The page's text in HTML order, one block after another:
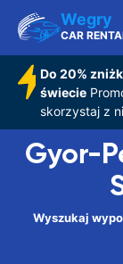
Wegry
CAR
Do 20%
świecie
skorzystaj z
Gyor-
Wyszukaj